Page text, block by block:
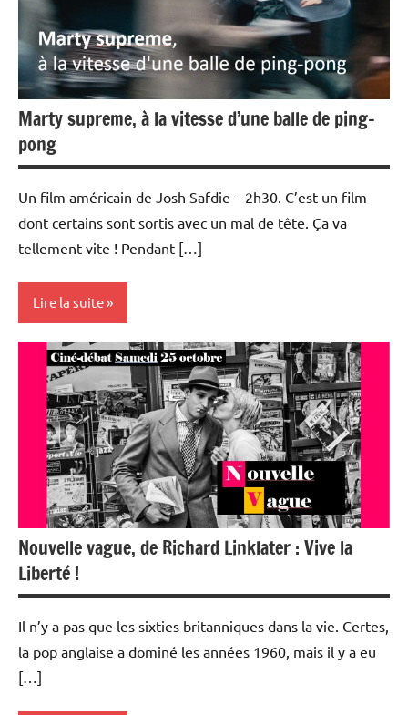
Marty supreme, à la vitesse d’une balle de ping-
pong
Un film américain de Josh Safdie – 2h30. C’est un film
dont certains sont sortis avec un mal de tête. Ça va
tellement vite ! Pendant […]
Lire la suite
Ciné-
débats
Nouvelle vague, de Richard Linklater : Vive la
Liberté !
Il n’y a pas que les sixties britanniques dans la vie. Certes,
la pop anglaise a dominé les années 1960, mais il y a eu
[…]